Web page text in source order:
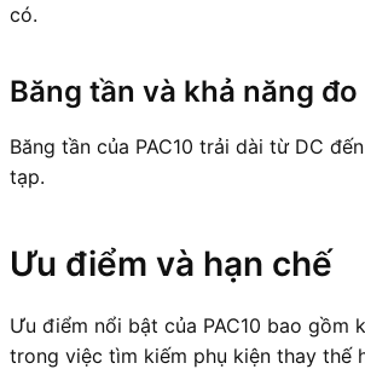
có.
Băng tần và khả năng đo
Băng tần của PAC10 trải dài từ DC
tạp.
Ưu điểm và hạn chế
Ưu điểm nổi bật của PAC10 bao gồm
trong việc tìm kiếm phụ kiện thay thế